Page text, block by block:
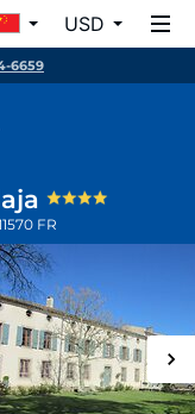
USD
6659
FR